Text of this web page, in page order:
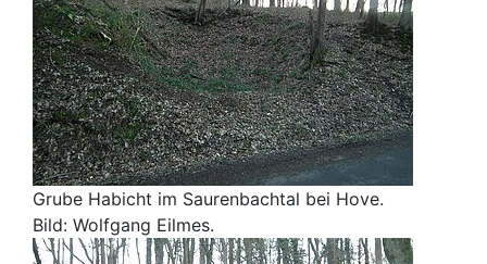
Grube Habicht im Saurenbachtal bei Hove.
Bild: Wolfgang Eilmes.